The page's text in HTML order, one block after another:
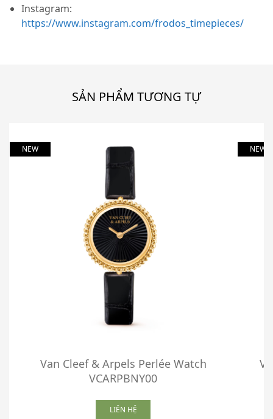
Instagram:
https://www.instagram.com/frodos_timepieces/
SẢN PHẨM TƯƠNG TỰ
NEW
Van Cleef & Arpels Perlée Watch
VCARPBNY00
LIÊN HỆ
NEW